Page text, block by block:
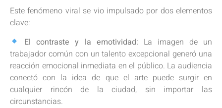
Este fenómeno viral se vio impulsado por dos elementos
clave:
El contraste y la emotividad: La imagen de un
trabajador común con un talento excepcional generó una
reacción emocional inmediata en el público. La audiencia
conectó con la idea de que el arte puede surgir en
cualquier rincón de la ciudad, sin importar las
circunstancias.